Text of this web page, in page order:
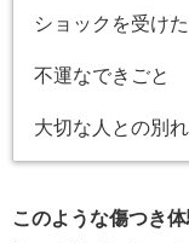
ショックを受け
不運なできごと
大切な人との別れ
このような傷つき